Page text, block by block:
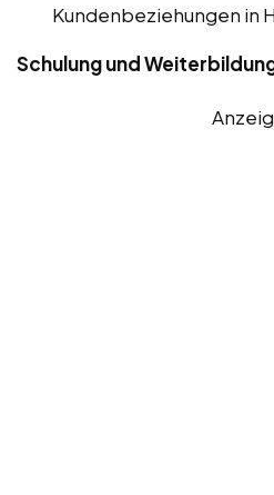
Kundenbeziehungen in
Schulung und